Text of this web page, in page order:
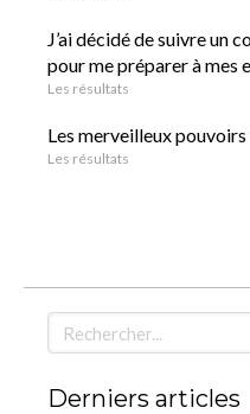
J’ai décidé de suivre un
pour me préparer à mes
Les résultats
Les merveilleux
Les résultats
Rechercher
Derniers articles